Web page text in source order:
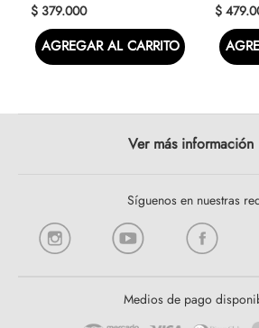
$ 379.000
AGREGAR AL CARRITO
$ 479.
Síguenos en nuestras
Medios de pago